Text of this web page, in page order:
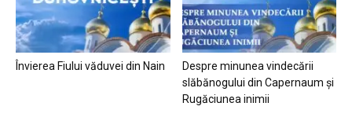
Învierea Fiului văduvei din Nain
Despre minunea vindecării
slăbănogului din Capernaum și
Rugăciunea inimii